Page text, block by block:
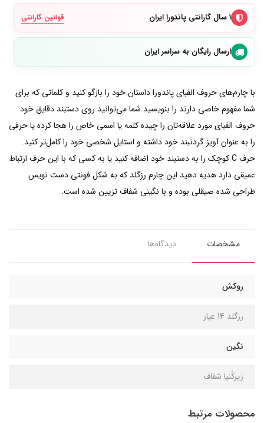
۱ سال گارانتی پاندورا ایران قوانین گارانتی
ارسال رایگان به سراسر ایران
با چارم‌های حروف الفبای پاندورا داستان خود را بازگو کنید و کلماتی که برای
شما مفهوم خاصی دارند را بنویسید.شما می‌توانید روی دستبند دقایق خود
حروف الفبای مورد علاقه‌تان را چیده کلمه یا اسمی خاص را هجا کرده یا حرفی
را به عنوان آویز گردنبند خود داشته و استایل شخصی خود را کامل‌تر کنید.
حرف C کوچک را به دستبند خود اضافه کنید یا به کسی که با این حرف ارتباط
عمیقی دارد هدیه دهید.این چارم رزگلد که به شکل فونتی دست نویس
طراحی شده صیقلی بوده و با نگینی شفاف تزیین شده است.
مشخصات دیدگاه‌ها
روکش
رزگلد 14 عیار
نگین
زیرکُنیا شفاف
محصولات مرتبط